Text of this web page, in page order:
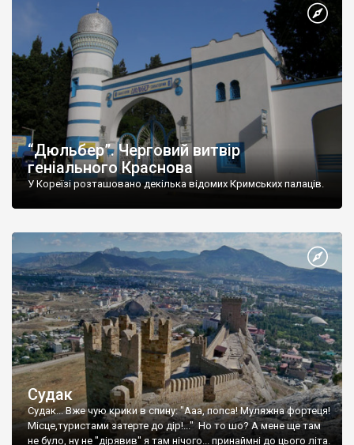
“Дюльбер”. Черговий витвір
геніального Краснова
У Кореїзі розташовано декілька відомих Кримських палаців.
Судак
Судак... Вже чую крики в спину: "Ааа, попса! Муляжна фортеця!
Місце,туристами затерте до дір!..." Но то шо? А мене ще там
не було, ну не "дірявив" я там нічого... принаймні до цього літа.